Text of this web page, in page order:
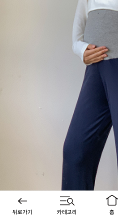
뒤로가기 카테고리 홈